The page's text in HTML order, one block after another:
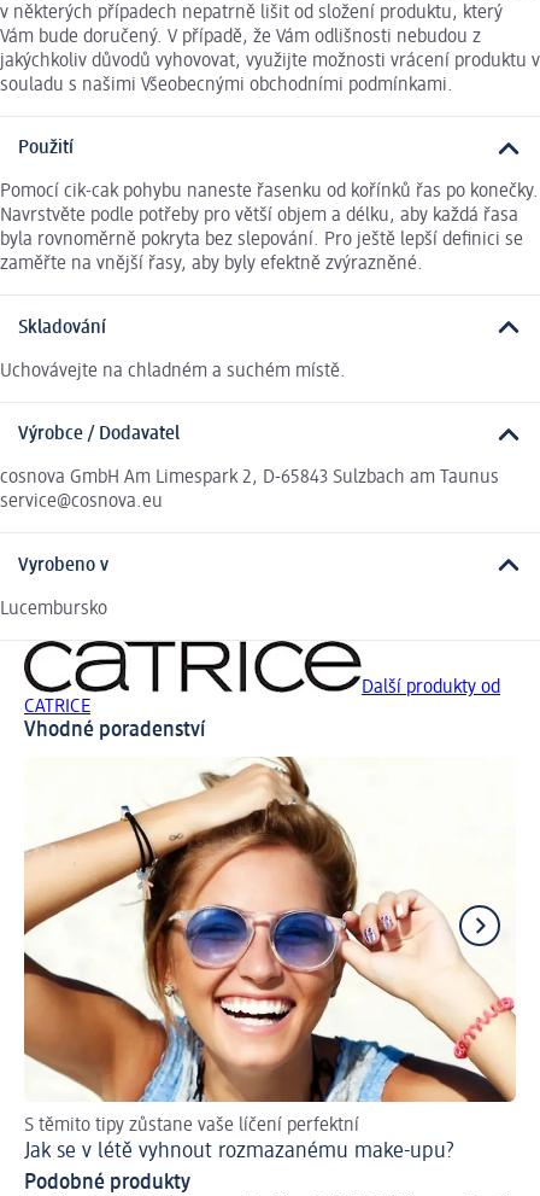
v některých případech nepatrně lišit od složení produktu, který
Vám bude doručený. V případě, že Vám odlišnosti nebudou z
jakýchkoliv důvodů vyhovovat, využijte možnosti vrácení produktu v
souladu s našimi Všeobecnými obchodními podmínkami.
Použití
Pomocí cik-cak pohybu naneste řasenku od kořínků řas po konečky.
Navrstvěte podle potřeby pro větší objem a délku, aby každá řasa
byla rovnoměrně pokryta bez slepování. Pro ještě lepší definici se
zaměřte na vnější řasy, aby byly efektně zvýrazněné.
Skladování
Uchovávejte na chladném a suchém místě.
Výrobce / Dodavatel
cosnova GmbH Am Limespark 2, D-65843 Sulzbach am Taunus
service@cosnova.eu
Vyrobeno v
Lucembursko
Další produkty od
CATRICE
Vhodné poradenství
S těmito tipy zůstane vaše líčení perfektní
Jak se v létě vyhnout rozmazanému make-upu?
Podobné produkty